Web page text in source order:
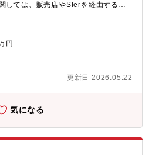
しては、販売店やSIerを経由する間
、周辺機器メーカーとの連携も重要
は、販売店やSIerからの紹介、展示会
合わせ等を通じて顧客を獲得してい
、販売店の開拓や自社商品取り扱い拡
し、状況に応じてリモート技術を活用
高付加価値」をモットーに、使いや
術を駆使して開発された同社の商品
ングロボット、協働ロボット、デル
パレタイジングロボット 等）【補
知らせる、壊れてもすぐ直せる。」
円
更新日 2026.05.22
気になる